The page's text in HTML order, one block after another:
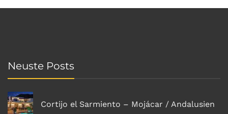
Neuste Posts
Cortijo el Sarmiento – Mojácar / Andalusien